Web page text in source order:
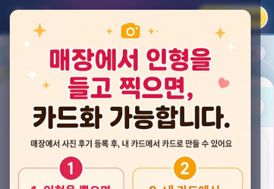
카카오 로그인
평점순 내 주변 즐겨찾기
뽑스 천안 불당점
★★★★☆ 4.2 후기 33